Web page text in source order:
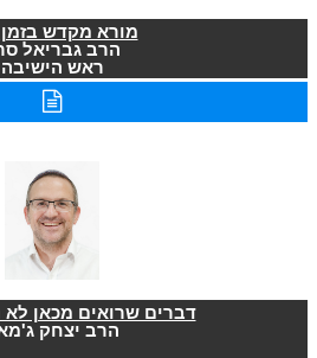
מורא מקדש בזמן
הרב גבריאל
ראש הישיבה
דברים שרואים מכאן
הרב יצחק